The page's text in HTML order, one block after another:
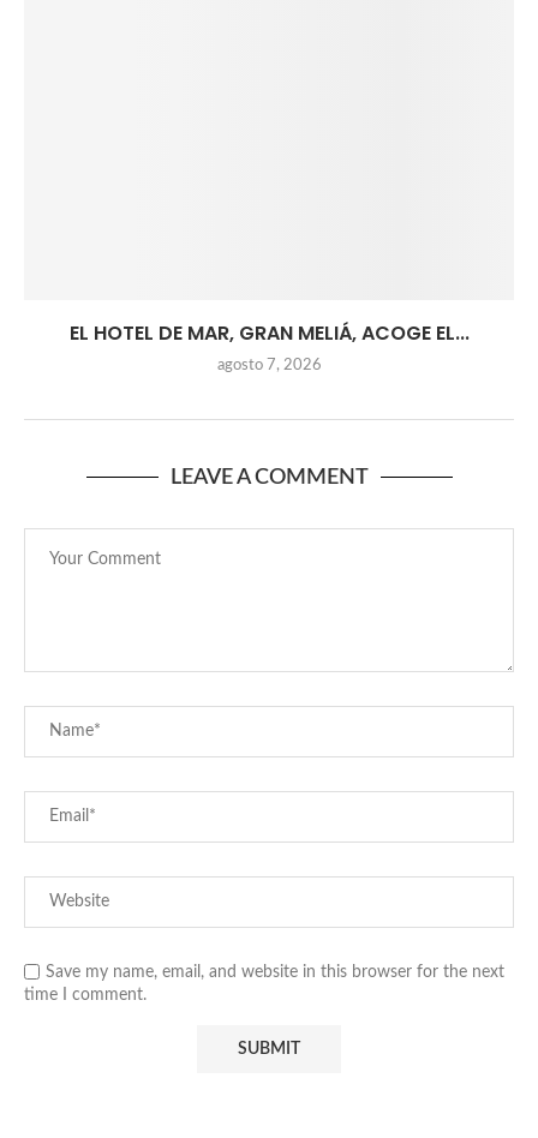
EL HOTEL DE MAR, GRAN MELIÁ, ACOGE EL...
agosto 7, 2026
LEAVE A COMMENT
Save my name, email, and website in this browser for the next
time I comment.